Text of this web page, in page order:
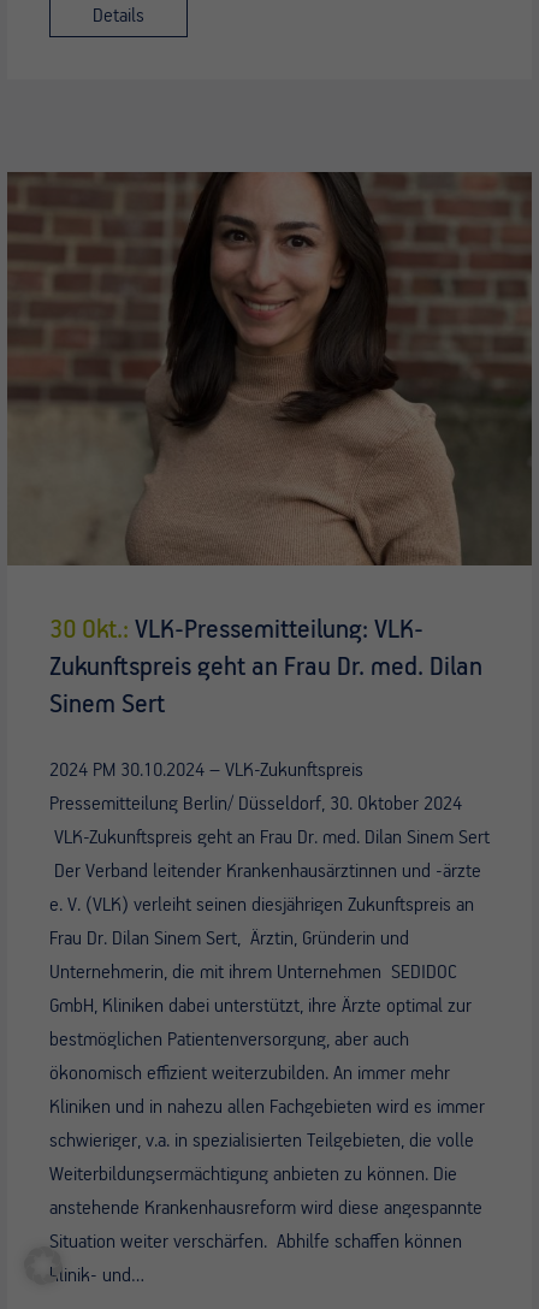
Details
30 Okt.: VLK-Pressemitteilung: VLK-
Zukunftspreis geht an Frau Dr. med. Dilan
Sinem Sert
2024 PM 30.10.2024 – VLK-Zukunftspreis
Pressemitteilung Berlin/ Düsseldorf, 30. Oktober 2024
VLK-Zukunftspreis geht an Frau Dr. med. Dilan Sinem Sert
Der Verband leitender Krankenhausärztinnen und -ärzte
e. V. (VLK) verleiht seinen diesjährigen Zukunftspreis an
Frau Dr. Dilan Sinem Sert, Ärztin, Gründerin und
Unternehmerin, die mit ihrem Unternehmen SEDIDOC
GmbH, Kliniken dabei unterstützt, ihre Ärzte optimal zur
bestmöglichen Patientenversorgung, aber auch
ökonomisch effizient weiterzubilden. An immer mehr
Kliniken und in nahezu allen Fachgebieten wird es immer
schwieriger, v.a. in spezialisierten Teilgebieten, die volle
Weiterbildungsermächtigung anbieten zu können. Die
anstehende Krankenhausreform wird diese angespannte
Situation weiter verschärfen. Abhilfe schaffen können
klinik- und…